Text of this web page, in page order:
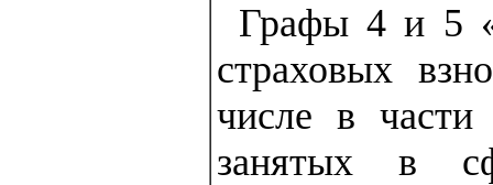
Графы 4 и 5
страховых
числе в части
занятых в